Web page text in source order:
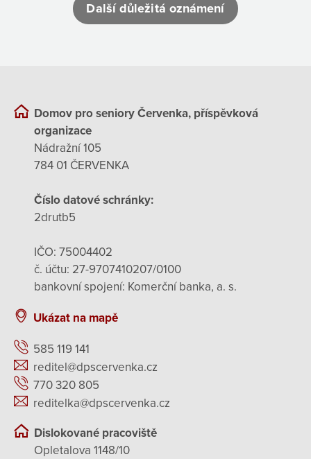
Další důležitá oznámení
Domov pro seniory Červenka, příspěvková
organizace
Nádražní 105
784 01 ČERVENKA
Číslo datové schránky:
2drutb5
IČO: 75004402
č. účtu: 27-9707410207/0100
bankovní spojení: Komerční banka, a. s.
Ukázat na mapě
585 119 141
reditel@dpscervenka.cz
770 320 805
reditelka@dpscervenka.cz
Dislokované pracoviště
Opletalova 1148/10